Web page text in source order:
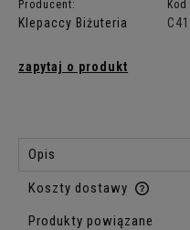
Producent:
Klepaccy Biżuteria
zapytaj o produkt
Opis
Koszty dostawy
Cena nie zawiera
Produkty powiązane